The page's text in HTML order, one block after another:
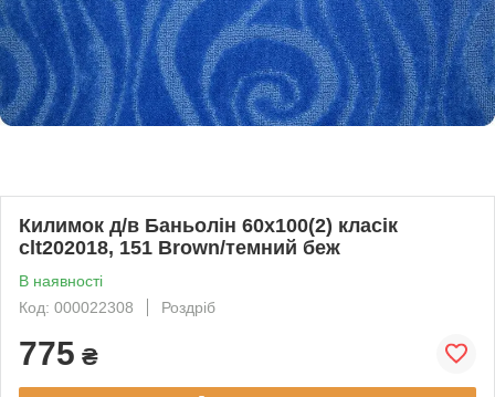
Килимок д/в Баньолін 60х100(2) класік
clt202018, 151 Brown/темний беж
В наявності
Код: 000022308
Роздріб
775 ₴